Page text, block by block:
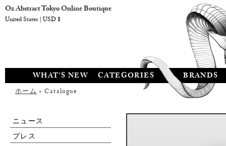
WHAT'S NEW CATEGORIES BRANDS
ホーム» Catalogue
ニュース
プレス
Oz Abstract Tokyo Online Boutique
United States | USD $